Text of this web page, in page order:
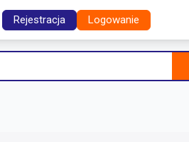
Rejestracja Logowanie